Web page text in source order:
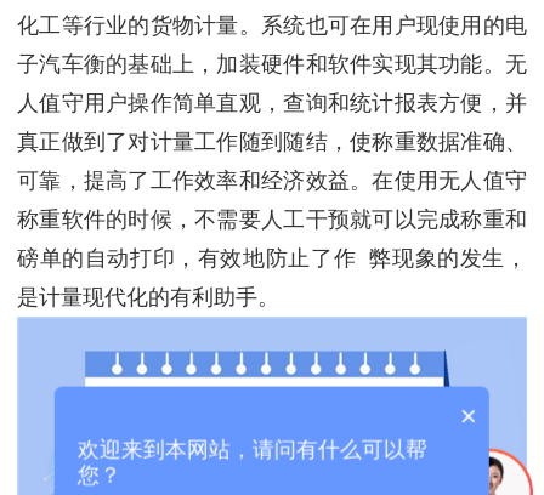
化工等行业的货物计量。系统也可在用户现使用的电
子汽车衡的基础上，加装硬件和软件实现其功能。无
人值守用户操作简单直观，查询和统计报表方便，并
真正做到了对计量工作随到随结，使称重数据准确、
可靠，提高了工作效率和经济效益。在使用无人值守
称重软件的时候，不需要人工干预就可以完成称重和
磅单的自动打印，有效地防止了作 弊现象的发生，
是计量现代化的有利助手。
×
欢迎来到本网站，请问有什么可以帮
您？